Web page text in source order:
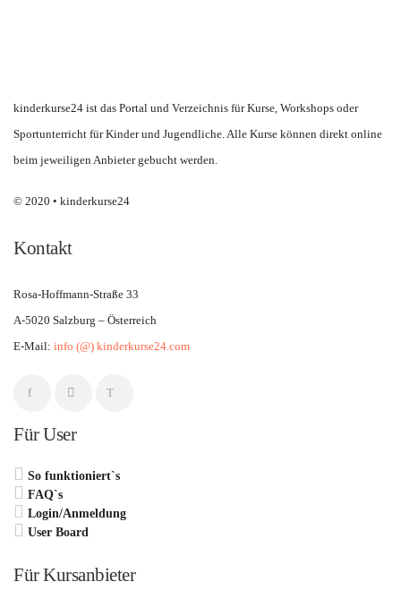
kinderkurse24 ist das Portal und Verzeichnis für Kurse, Workshops oder
Sportunterricht für Kinder und Jugendliche. Alle Kurse können direkt online
beim jeweiligen Anbieter gebucht werden.
© 2020 • kinderkurse24
Kontakt
Rosa-Hoffmann-Straße 33
A-5020 Salzburg – Österreich
E-Mail: info (@) kinderkurse24.com
Für User
So funktioniert`s
FAQ`s
Login/Anmeldung
User Board
Für Kursanbieter